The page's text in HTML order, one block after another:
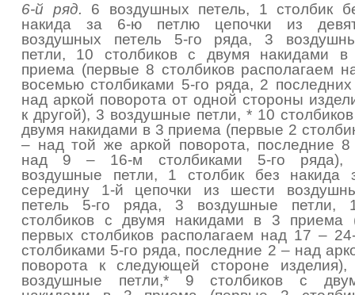
6-й ряд. 6 воздушных петель, 1 столбик
накида за 6-ю петлю цепочки из
воздушных петель 5-го ряда, 3
петли, 10 столбиков с двумя накидами
приема (первые 8 столбиков располагаем
восемью столбиками 5-го ряда, 2
над аркой поворота от одной стороны
к другой), 3 воздушные петли, * 10
двумя накидами в 3 приема (первые 2
– над той же аркой поворота, последние
над 9 – 16-м столбиками 5-го ряда),
воздушные петли, 1 столбик без накида
середину 1-й цепочки из шести
петель 5-го ряда, 3 воздушные петли,
столбиков с двумя накидами в 3 приема
первых столбиков располагаем над 17 –
столбиками 5-го ряда, последние 2 – над
поворота к следующей стороне
воздушные петли,* 9 столбиков с